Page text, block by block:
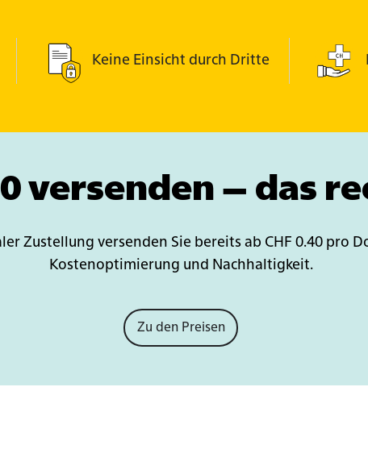
Keine Einsicht durch Dritte
versenden – das
Zustellung versenden Sie bereits ab CHF 0.40 pro
Kostenoptimierung und Nachhaltigkeit.
Zu den Preisen